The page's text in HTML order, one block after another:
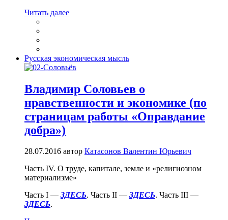
Читать далее
Русская экономическая мысль
Владимир Соловьев о
нравственности и экономике (по
страницам работы «Оправдание
добра»)
28.07.2016 автор Катасонов Валентин Юрьевич
Часть IV. О труде, капитале, земле и «религиозном
материализме»
Часть I — ЗДЕСЬ. Часть II — ЗДЕСЬ. Часть III —
ЗДЕСЬ.